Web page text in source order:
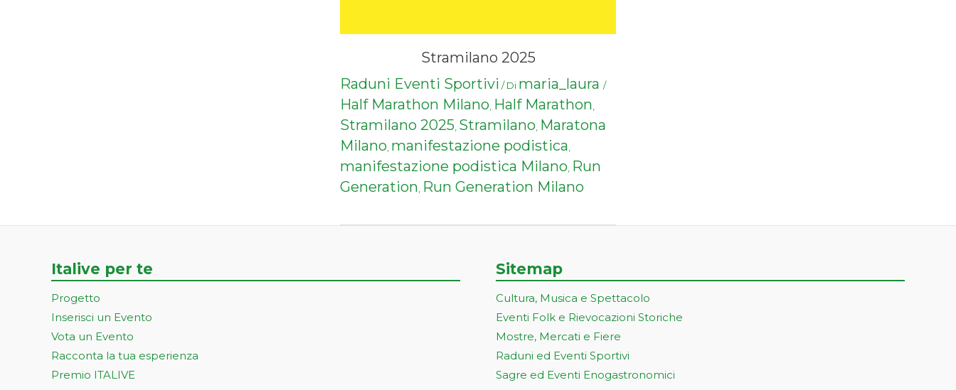
Stramilano 2025
Raduni Eventi Sportivi / Di maria_laura /
Half Marathon Milano, Half Marathon,
Stramilano 2025, Stramilano, Maratona
Milano, manifestazione podistica,
manifestazione podistica Milano, Run
Generation, Run Generation Milano
Italive per te
Progetto
Inserisci un Evento
Vota un Evento
Racconta la tua esperienza
Premio ITALIVE
Sitemap
Cultura, Musica e Spettacolo
Eventi Folk e Rievocazioni Storiche
Mostre, Mercati e Fiere
Raduni ed Eventi Sportivi
Sagre ed Eventi Enogastronomici